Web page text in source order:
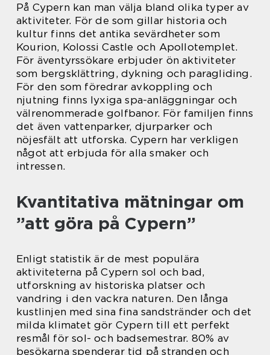
På Cypern kan man välja bland olika typer av
aktiviteter. För de som gillar historia och
kultur finns det antika sevärdheter som
Kourion, Kolossi Castle och Apollotemplet.
För äventyrssökare erbjuder ön aktiviteter
som bergsklättring, dykning och paragliding.
För den som föredrar avkoppling och
njutning finns lyxiga spa-anläggningar och
välrenommerade golfbanor. För familjen finns
det även vattenparker, djurparker och
nöjesfält att utforska. Cypern har verkligen
något att erbjuda för alla smaker och
intressen.
Kvantitativa mätningar om
”att göra på Cypern”
Enligt statistik är de mest populära
aktiviteterna på Cypern sol och bad,
utforskning av historiska platser och
vandring i den vackra naturen. Den långa
kustlinjen med sina fina sandstränder och det
milda klimatet gör Cypern till ett perfekt
resmål för sol- och badsemestrar. 80% av
besökarna spenderar tid på stranden och